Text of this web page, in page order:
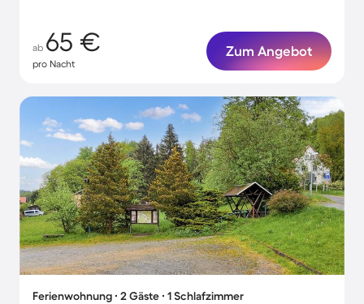
ab 65 €
pro Nacht
Zum Angebot
Ferienwohnung ∙ 2 Gäste ∙ 1 Schlafzimmer